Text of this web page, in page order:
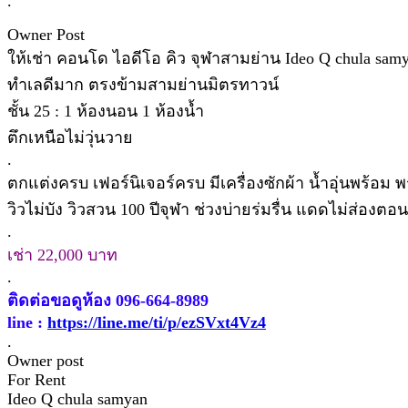
Owner Post
ให้เช่า คอนโด ไอดีโอ คิว จุฬาสามย่าน Ideo Q chula
ทำเลดีมาก ตรงข้ามสามย่านมิตรทาวน์
ชั้น 25 : 1 ห้องนอน 1 ห้องน้ำ
ตึกเหนือไม่วุ่นวาย
.
ตกแต่งครบ เฟอร์นิเจอร์ครบ มีเครื่องซักผ้า น้ำอุ่นพร้อม
วิวไม่บัง วิวสวน 100 ปีจุฬา ช่วงบ่ายร่มรื่น แดดไม่ส่องตอ
.
เช่า 22,000 บาท
.
ติดต่อขอดูห้อง 096-664-8989
line : https://line.me/ti/p/ezSVxt4Vz4
.
Owner post
For Rent
Ideo Q chula samyan